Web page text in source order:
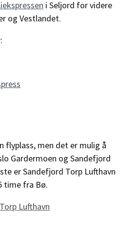
i Seljord for videre
og Vestlandet.
flyplass, men det er mulig å
Gardermoen og Sandefjord
er Sandefjord Torp Lufthavn
time fra Bø.
Lufthavn